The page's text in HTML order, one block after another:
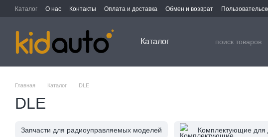
Перейти к основному контенту
Каталог О нас Контакты Оплата и доставка Обмен и возврат
Каталог
Главная Каталог DLE
DLE
Запчасти для радиоуправляемых моделей Комплектующие для